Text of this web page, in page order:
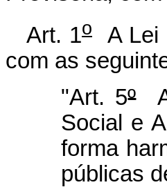
Art. 1o A Lei
com as
"Art. 5º
Social e
forma
públicas